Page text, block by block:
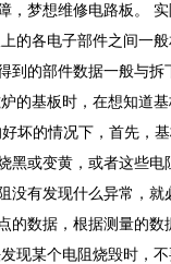
，梦想维修电路板。
的各电子部件之间一
到的部件数据一般与
的基板时，在想知道
坏的情况下，首先，
黑或变黄，或者这些电
没有发现什么异常，就
的数据，根据测量的数
现某个电阻烧毁时，